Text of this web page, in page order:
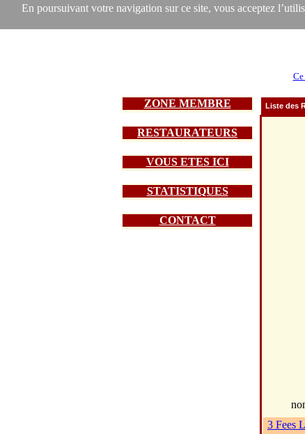
En poursuivant votre navigation sur ce site, vous acceptez
ZONE MEMBRE
RESTAURATEURS
VOUS ETES ICI
STATISTIQUES
CONTACT
Liste des
3 Fees